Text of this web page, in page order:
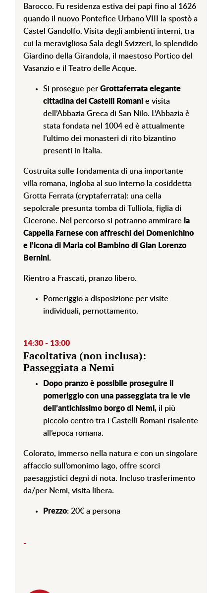
Barocco. Fu residenza estiva dei papi fino al 1626
quando il nuovo Pontefice Urbano VIII la spostò a
Castel Gandolfo. Visita degli ambienti interni, tra
cui la meravigliosa Sala degli Svizzeri, lo splendido
Giardino della Girandola, il maestoso Portico del
Vasanzio e il Teatro delle Acque.
Si prosegue per Grottaferrata elegante
cittadina dei Castelli Romani e visita
dell’Abbazia Greca di San Nilo. L’Abbazia è
stata fondata nel 1004 ed è attualmente
l’ultimo dei monasteri di rito bizantino
presenti in Italia.
Costruita sulle fondamenta di una importante
villa romana, ingloba al suo interno la cosiddetta
Grotta Ferrata (cryptaferrata): una cella
sepolcrale presunta tomba di Tulliola, figlia di
Cicerone. Nel percorso si potranno ammirare la
Cappella Farnese con affreschi del Domenichino
e l’icona di Maria col Bambino di Gian Lorenzo
Bernini.
Rientro a Frascati, pranzo libero.
Pomeriggio a disposizione per visite
individuali, pernottamento.
14:30 - 13:00
Facoltativa (non inclusa):
Passeggiata a Nemi
Dopo pranzo è possibile proseguire il
pomeriggio con una passeggiata tra le vie
dell’antichissimo borgo di Nemi, il più
piccolo centro tra i Castelli Romani risalente
all’epoca romana.
Colorato, immerso nella natura e con un singolare
affaccio sull’omonimo lago, offre scorci
paesaggistici degni di nota. Incluso trasferimento
da/per Nemi, visita libera.
Prezzo: 20€ a persona
-